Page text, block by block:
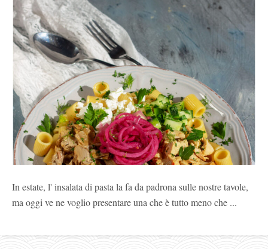
In estate, l' insalata di pasta la fa da padrona sulle nostre tavole,
ma oggi ve ne voglio presentare una che è tutto meno che ...